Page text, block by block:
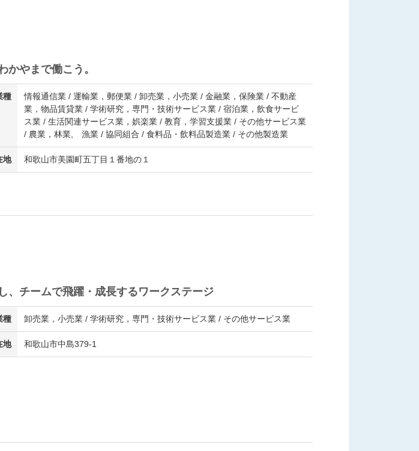
かやまで働こう。
種
情報通信業 / 運輸業，郵便業 / 卸売業，小売業 / 金融業，保険業 / 不動産
業，物品賃貸業 / 学術研究，専門・技術サービス業 / 宿泊業，飲食サービ
ス業 / 生活関連サービス業，娯楽業 / 教育，学習支援業 / その他サービス業
/ 農業，林業, 漁業 / 協同組合 / 食料品・飲料品製造業 / その他製造業
地 和歌山市美園町五丁目１番地の１
、チームで飛躍・成長するワークステージ
種 卸売業，小売業 / 学術研究，専門・技術サービス業 / その他サービス業
地 和歌山市中島379-1